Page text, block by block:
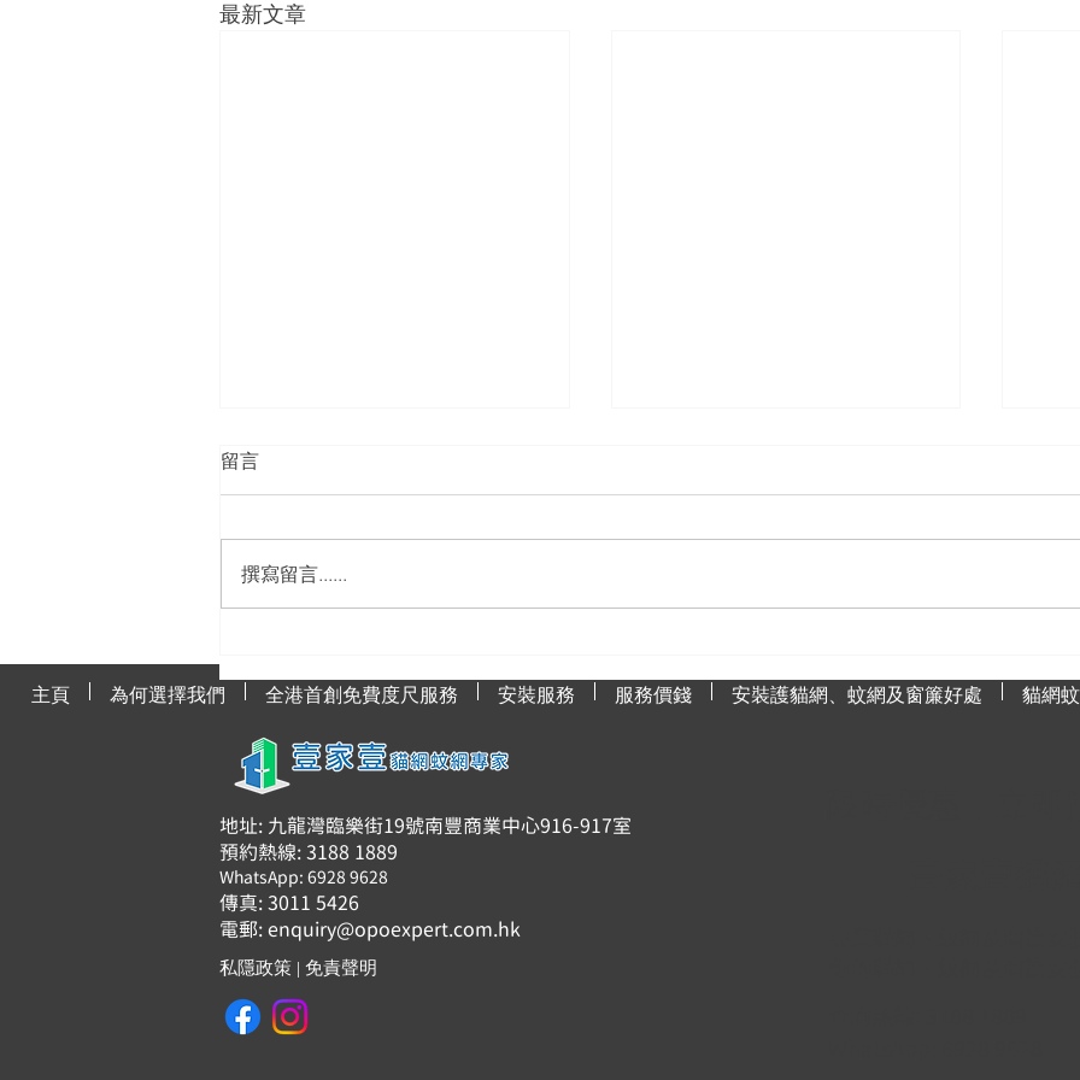
最新文章
貓網與貓咪健康的關聯
選擇？
漬？
留言
撰寫留言......
主頁 為何選擇我們 全港首創免費度尺服務 安裝服務 服務價錢 安裝護貓網、蚊網及窗簾好處 貓網
地址: 九龍灣臨樂街19號南豐商業中心916-917室
預約熱線: 3188 1889
WhatsApp: 6928 9628
傳真: 3011 5426
電郵:enquiry@opoexpert.com.hk
私隱政策 | 免責聲明